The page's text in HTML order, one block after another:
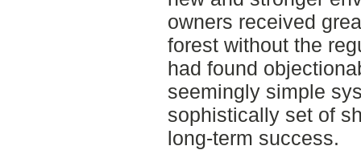
owners received
forest without the
had found
seemingly simple
sophistically set of
long-term success.